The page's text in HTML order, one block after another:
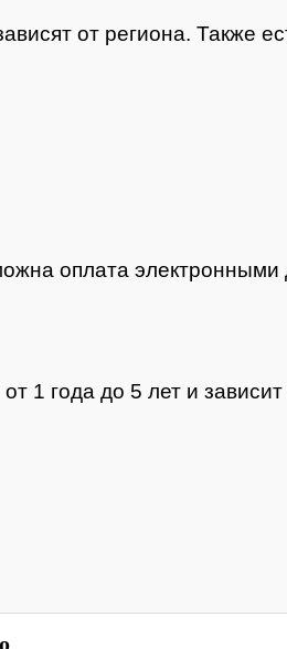
от региона. Также
оплата
1 года до 5 лет и